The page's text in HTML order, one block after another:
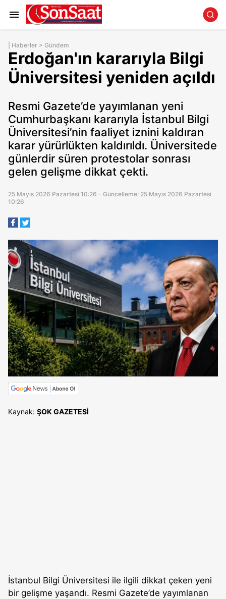
Haberler > Gündem
Erdoğan'ın kararıyla Bilgi
Üniversitesi yeniden açıldı
Resmi Gazete’de yayımlanan yeni
Cumhurbaşkanı kararıyla İstanbul Bilgi
Üniversitesi’nin faaliyet iznini kaldıran
karar yürürlükten kaldırıldı. Üniversitede
günlerdir süren protestolar sonrası
gelen gelişme dikkat çekti.
25 Mayıs 2026 Pazartesi 10:26 - Güncelleme: 25 Mayıs 2026 Pazartesi
10:26
Kaynak: ŞOK GAZETESİ
İstanbul Bilgi Üniversitesi ile ilgili dikkat çeken yeni
bir gelişme yaşandı. Resmi Gazete’de yayımlanan